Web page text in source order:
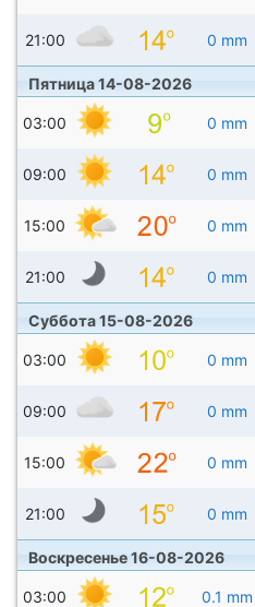
21:00 0 mm
Пятница 14-08-2026
03:00 0 mm
09:00 0 mm
15:00 0 mm
21:00 0 mm
Суббота 15-08-2026
03:00 0 mm
09:00 0 mm
15:00 0 mm
21:00 0 mm
Воскресенье 16-08-2026
03:00 0.1 mm